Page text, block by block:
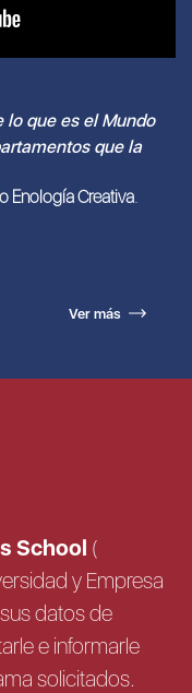
lo que es el Mundo
que la
Enología Creativa.
Ver más
School (
y Empresa
datos de
e informarle
solicitados.